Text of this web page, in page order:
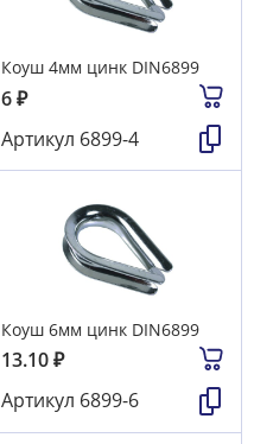
Коуш 4мм цинк DIN6899
6₽
Артикул 6899-4
Коуш 6мм цинк DIN6899
13.10₽
Артикул 6899-6